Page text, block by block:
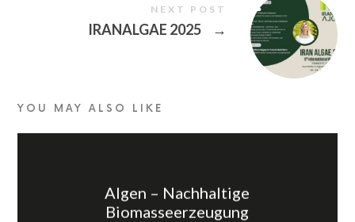
NEXT POST
IRANALGAE 2025 →
YOU MAY ALSO LIKE
Algen – Nachhaltige
Biomasseerzeugung